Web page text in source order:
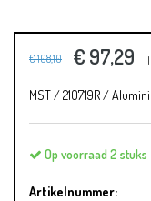
€ 108,10 € 97,29
MST / 210719R /
Op voorraad 2 stuks
Artikelnummer: